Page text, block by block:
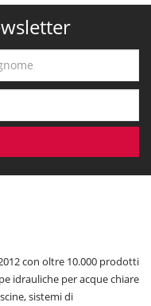
con oltre 10.000 prodotti
idrauliche per acque chiare
sistemi di